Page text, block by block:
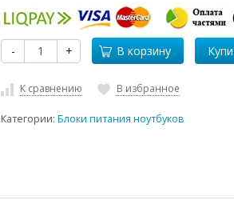
- + В корзину
К сравнению В избранное
Категории:Блоки питания ноутбуков